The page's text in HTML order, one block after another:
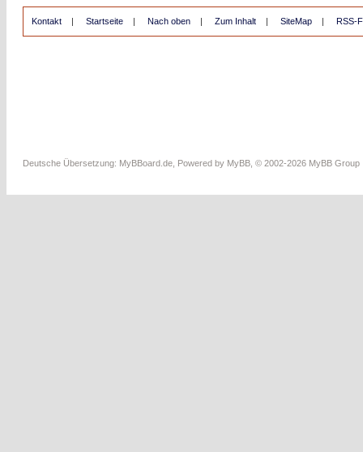
Kontakt | Startseite | Nach oben | Zum Inhalt | SiteMap | RSS-
Deutsche Übersetzung: MyBBoard.de , Powered by MyBB , © 2002-2026 MyBB Group